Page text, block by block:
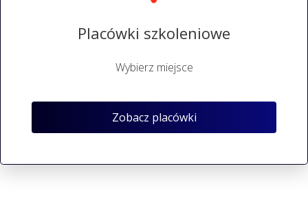
Placówki szkoleniowe
Wybierz miejsce
Zobacz placówki